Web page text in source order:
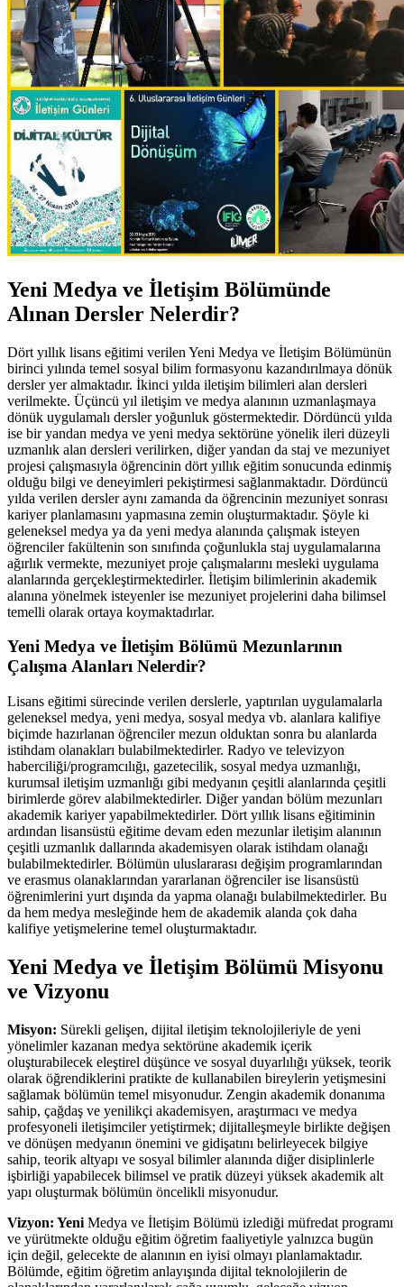
Yeni Medya ve İletişim Bölümünde
Alınan Dersler Nelerdir?
Dört yıllık lisans eğitimi verilen Yeni Medya ve İletişim Bölümünün
birinci yılında temel sosyal bilim formasyonu kazandırılmaya dönük
dersler yer almaktadır. İkinci yılda iletişim bilimleri alan dersleri
verilmekte. Üçüncü yıl iletişim ve medya alanının uzmanlaşmaya
dönük uygulamalı dersler yoğunluk göstermektedir. Dördüncü yılda
ise bir yandan medya ve yeni medya sektörüne yönelik ileri düzeyli
uzmanlık alan dersleri verilirken, diğer yandan da staj ve mezuniyet
projesi çalışmasıyla öğrencinin dört yıllık eğitim sonucunda edinmiş
olduğu bilgi ve deneyimleri pekiştirmesi sağlanmaktadır. Dördüncü
yılda verilen dersler aynı zamanda da öğrencinin mezuniyet sonrası
kariyer planlamasını yapmasına zemin oluşturmaktadır. Şöyle ki
geleneksel medya ya da yeni medya alanında çalışmak isteyen
öğrenciler fakültenin son sınıfında çoğunlukla staj uygulamalarına
ağırlık vermekte, mezuniyet proje çalışmalarını mesleki uygulama
alanlarında gerçekleştirmektedirler. İletişim bilimlerinin akademik
alanına yönelmek isteyenler ise mezuniyet projelerini daha bilimsel
temelli olarak ortaya koymaktadırlar.
Yeni Medya ve İletişim Bölümü Mezunlarının
Çalışma Alanları Nelerdir?
Lisans eğitimi sürecinde verilen derslerle, yaptırılan uygulamalarla
geleneksel medya, yeni medya, sosyal medya vb. alanlara kalifiye
biçimde hazırlanan öğrenciler mezun olduktan sonra bu alanlarda
istihdam olanakları bulabilmektedirler. Radyo ve televizyon
haberciliği/programcılığı, gazetecilik, sosyal medya uzmanlığı,
kurumsal iletişim uzmanlığı gibi medyanın çeşitli alanlarında çeşitli
birimlerde görev alabilmektedirler. Diğer yandan bölüm mezunları
akademik kariyer yapabilmektedirler. Dört yıllık lisans eğitiminin
ardından lisansüstü eğitime devam eden mezunlar iletişim alanının
çeşitli uzmanlık dallarında akademisyen olarak istihdam olanağı
bulabilmektedirler. Bölümün uluslararası değişim programlarından
ve erasmus olanaklarından yararlanan öğrenciler ise lisansüstü
öğrenimlerini yurt dışında da yapma olanağı bulabilmektedirler. Bu
da hem medya mesleğinde hem de akademik alanda çok daha
kalifiye yetişmelerine temel oluşturmaktadır.
Yeni Medya ve İletişim Bölümü Misyonu
ve Vizyonu
Misyon: Sürekli gelişen, dijital iletişim teknolojileriyle de yeni
yönelimler kazanan medya sektörüne akademik içerik
oluşturabilecek eleştirel düşünce ve sosyal duyarlılığı yüksek, teorik
olarak öğrendiklerini pratikte de kullanabilen bireylerin yetişmesini
sağlamak bölümün temel misyonudur. Zengin akademik donanıma
sahip, çağdaş ve yenilikçi akademisyen, araştırmacı ve medya
profesyoneli iletişimciler yetiştirmek; dijitalleşmeyle birlikte değişen
ve dönüşen medyanın önemini ve gidişatını belirleyecek bilgiye
sahip, teorik altyapı ve sosyal bilimler alanında diğer disiplinlerle
işbirliği yapabilecek bilimsel ve pratik düzeyi yüksek akademik alt
yapı oluşturmak bölümün öncelikli misyonudur.
Vizyon: Yeni Medya ve İletişim Bölümü izlediği müfredat programı
ve yürütmekte olduğu eğitim öğretim faaliyetiyle yalnızca bugün
için değil, gelecekte de alanının en iyisi olmayı planlamaktadır.
Bölümde, eğitim öğretim anlayışında dijital teknolojilerin de